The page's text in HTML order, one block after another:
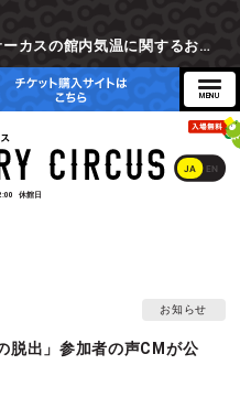
【重要】東京ミステリーサーカスの館内気温に関するお詫びとご参加辞退時の返金対応について
JA EN
休館日
お知らせ
脱出」参加者の声CMが公